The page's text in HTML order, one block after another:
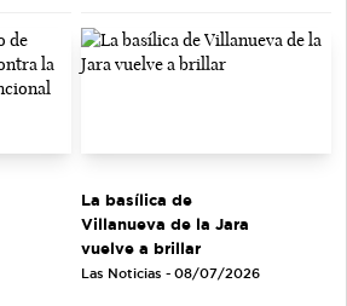
La basílica de
Villanueva de la Jara
vuelve a brillar
Las Noticias - 08/07/2026